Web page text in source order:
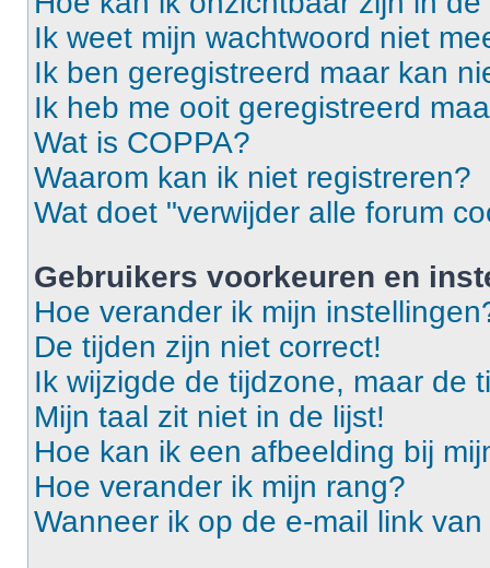
Ik weet mijn wachtwoord niet
Ik ben geregistreerd maar kan
Ik heb me ooit geregistreerd
Wat is COPPA?
Waarom kan ik niet registreren?
Wat doet "verwijder alle forum
Gebruikers voorkeuren en
Hoe verander ik mijn
De tijden zijn niet correct!
Ik wijzigde de tijdzone, maar de
Mijn taal zit niet in de lijst!
Hoe kan ik een afbeelding bij
Hoe verander ik mijn rang?
Wanneer ik op de e-mail link